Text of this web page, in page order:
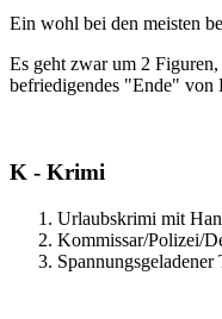
Ein wohl bei den meisten
Es geht zwar um 2
befriedigendes "Ende" von
K - Krimi
Urlaubskrimi mit
Kommissar/Polizei/